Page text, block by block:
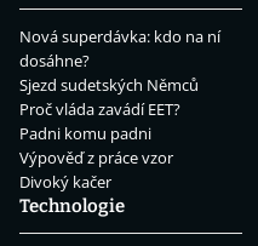
Nová superdávka: kdo na ní
dosáhne?
Sjezd sudetských Němců
Proč vláda zavádí EET?
Padni komu padni
Výpověď z práce vzor
Divoký kačer
Technologie